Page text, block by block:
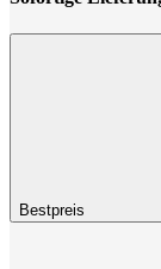
Bestpreis